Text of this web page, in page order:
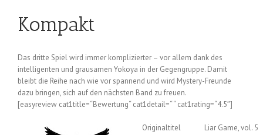
Kompakt
Das dritte Spiel wird immer komplizierter – vor allem dank des
intelligenten und grausamen Yokoya in der Gegengruppe. Damit
bleibt die Reihe nach wie vor spannend und wird Mystery-Freunde
dazu bringen, sich auf den nächsten Band zu freuen.
[easyreview cat1title=“Bewertung“ cat1detail=“ “ cat1rating=“4.5″]
Originaltitel
Liar Game, vol. 5